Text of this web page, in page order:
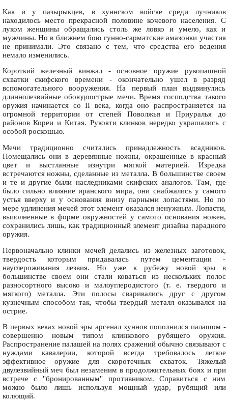
Как и у пазырыкцев, в хуннском войске среди лучников
находилось место прекрасной половине кочевого населения. С
луком женщины обращались столь же ловко и умело, как и
мужчины. Но в ближнем бою гунно-сарматские амазонки участия
не принимали. Это связано с тем, что средства его ведения
немало изменились.
Короткий железный кинжал - основное оружие рукопашной
схватки скифского времени - окончательно ушел в разряд
вспомогательного вооружения. На первый план выдвинулись
длиннолезвийные обоюдоострые мечи. Время господства такого
оружия начинается со II века, когда оно распространяется на
огромной территории от степей Поволжья и Приуралья до
районов Кореи и Китая. Рукояти клинков нередко украшались с
особой роскошью.
Мечи традиционно считались принадлежность всадников.
Помещались они в деревянные ножны, окрашенные в красный
цвет и выстланные изнутри мягкой материей. Изредка
встречаются ножны, сделанные из металла. В большинстве своем
и те и другие были наследниками скифских аналогов. Там, где
было сильно влияние иранского мира, они снабжались у самого
устья вверху и у основания внизу парными лопастями. Но по
мере удлинения мечей этот элемент оказался ненужным. Лопасти,
выполненные в форме окружностей у самого основания ножен,
сохранились лишь, как традиционный элемент дизайна парадного
оружия.
Первоначально клинки мечей делались из железных заготовок,
твердость которым придавалась путем цементации -
науглероживания лезвия. Но уже к рубежу новой эры в
большинстве своем они стали коваться из нескольких полос
разносортного высоко и малоуглеродистого (т. е. твердого и
мягкого) металла. Эти полосы сваривались друг с другом
кузнечным способом так, чтобы твердый металл оказывался на
острие.
В первых веках новой эры арсенал хуннов пополнился палашом -
совершенно новым типом клинкового рубящего оружия.
Распространение палашей на полях сражений обычно связывают с
нуждами кавалерии, которой всегда требовалось легкое
эффективное оружие для скоротечных схваток. Тяжелый
двулезвийный меч был незаменим в продолжительных боях и при
встрече с "бронированным" противником. Справиться с ним
можно было лишь используя мощный удар, рубящий или
колющий.